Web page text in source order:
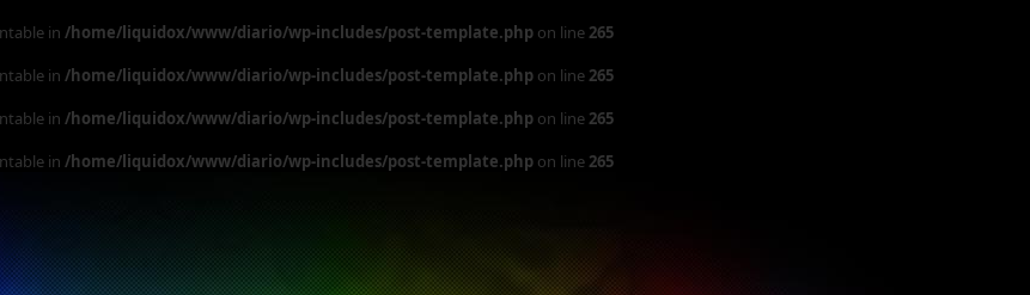
in /home/liquidox/www/diario/wp-includes/post-template.php on line265
in /home/liquidox/www/diario/wp-includes/post-template.php on line265
in /home/liquidox/www/diario/wp-includes/post-template.php on line265
in /home/liquidox/www/diario/wp-includes/post-template.php on line265